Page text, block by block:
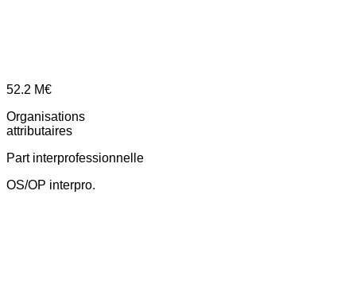
52.2 M€
Organisations
attributaires
Part interprofessionnelle
OS/OP interpro.